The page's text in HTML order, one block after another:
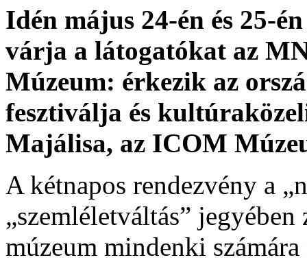
Idén május 24-én és 25-
várja a látogatókat az
Múzeum: érkezik az
fesztiválja és
Majálisa, az ICOM
A kétnapos rendezvény a
„szemléletváltás”
múzeum mindenki